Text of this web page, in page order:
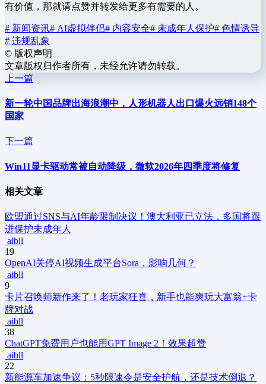
有价值，那就请点赞并转发给更多有需要的人。
# 新闻资讯# AI虚拟伴侣# 内容安全# 未成年人保护# 色情诱导
# 违规乱象
© 版权声明
文章版权归作者所有，未经允许请勿转载。
上一篇
新一轮中国品牌出海浪潮中，人形机器人出口爆火远销148个
国家
下一篇
Win11显卡驱动常被自动降级，微软2026年四季度将修复
相关文章
欧盟通过SNS与AI年龄限制决议！澳大利亚已立法，多国将跟
进保护未成年人
aibll
19
OpenAI关停AI视频生成平台Sora，影响几何？
aibll
9
卡片召唤师新作来了！老玩家狂喜，新手也能爽玩大富翁+卡
牌对战
aibll
38
ChatGPT免费用户也能用GPT Image 2！效果超赞
aibll
22
新能源车加速争议：5秒限速令是安全护航，还是技术倒退？